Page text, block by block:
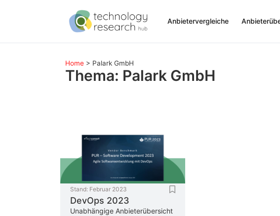
Anbietervergleiche
Home > Palark GmbH
Thema: Palark GmbH
Stand: Februar 2023
DevOps 2023
Unabhängige Anbieterübersicht